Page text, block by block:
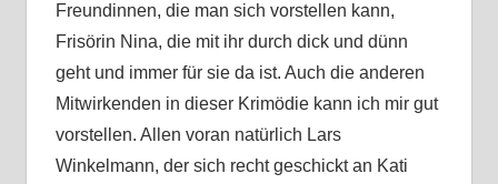
Freundinnen, die man sich vorstellen kann,
Frisörin Nina, die mit ihr durch dick und dünn
geht und immer für sie da ist. Auch die anderen
Mitwirkenden in dieser Krimödie kann ich mir gut
vorstellen. Allen voran natürlich Lars
Winkelmann, der sich recht geschickt an Kati